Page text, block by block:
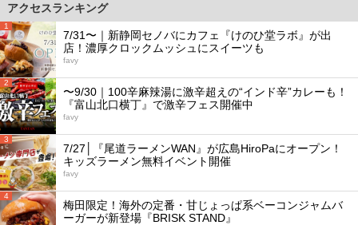
アクセスランキング
1
7/31〜｜新静岡セノバにカフェ『けのひ堂ラボ』が出
店！濃厚クロックムッシュにスイーツも
favy
2
〜9/30｜100辛麻辣湯に激辛超えの“インド辛”カレーも！
『富山北口横丁』で激辛フェス開催中
favy
3
7/27│『尾道ラーメンWAN』が広島HiroPaにオープン！
キッズラーメン無料イベント開催
favy
4
梅田限定！海外の定番・甘じょっぱ系ベーコンジャムバ
ーガーが新登場『BRISK STAND』